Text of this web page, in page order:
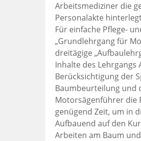
Arbeitsmediziner die
Personalakte
Für einfache Pflege-
„Grundlehrgang für
dreitägige
Inhalte des Lehrgangs
Berücksichtigung der
Baumbeurteilung und
Motorsägenführer die
genügend Zeit, um in
Aufbauend auf den
Arbeiten am Baum